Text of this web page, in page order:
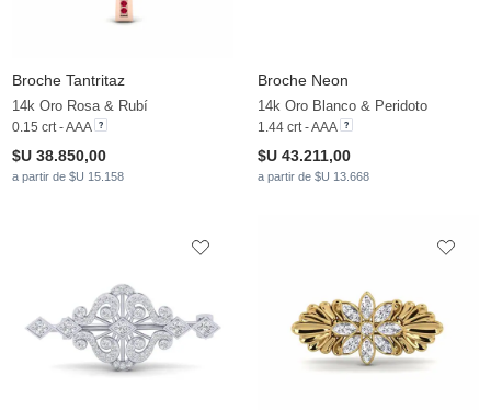
Broche Tantritaz
14k Oro Rosa & Rubí
0.15 crt - AAA
$U 38.850,00
a partir de $U 15.158
Broche Neon
14k Oro Blanco & Peridoto
1.44 crt - AAA
$U 43.211,00
a partir de $U 13.668